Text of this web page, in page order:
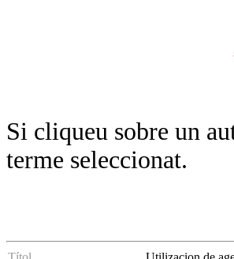
Si cliqueu sobre un
terme seleccionat.